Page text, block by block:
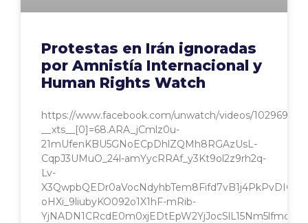
Protestas en Irán ignoradas
por Amnistía Internacional y
Human Rights Watch
https://www.facebook.com/unwatch/videos/
__xts__[0]=68.ARA_jCmlz0u-
21mUfenKBU5GNoECpDhlZQMh8RGAzUsL-
CqpJ3UMuO_24l-amYycRRAf_y3Kt9ol2z9rh2q-
Lv-
oHXi_9liubyKO092o1X1hF-mRib-